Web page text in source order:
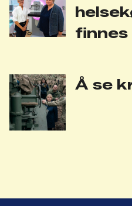
finnes
Å se